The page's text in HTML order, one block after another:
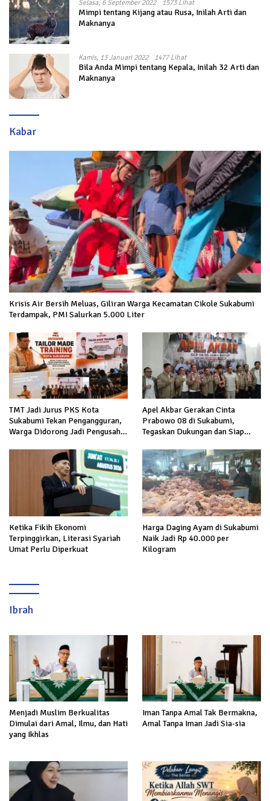
Selasa, 6 September 2022 1573 Lihat
Mimpi tentang Kijang atau Rusa, Inilah Arti dan
Maknanya
Kamis, 13 Januari 2022 1477 Lihat
Bila Anda Mimpi tentang Kepala, Inilah 32 Arti dan
Maknanya
Kabar
Krisis Air Bersih Meluas, Giliran Warga Kecamatan Cikole Sukabumi
Terdampak, PMI Salurkan 5.000 Liter
TMT Jadi Jurus PKS Kota
Sukabumi Tekan Pengangguran,
Warga Didorong Jadi Pengusaha
Apel Akbar Gerakan Cinta
Prabowo 08 di Sukabumi,
Tegaskan Dukungan dan Siap
Prabowo
Ketika Fikih Ekonomi
Terpinggirkan, Literasi Syariah
Umat Perlu Diperkuat
Harga Daging Ayam di Sukabumi
Naik Jadi Rp 40.000 per
Kilogram
Ibrah
Menjadi Muslim Berkualitas
Dimulai dari Amal, Ilmu, dan Hati
yang Ikhlas
Iman Tanpa Amal Tak Bermakna,
Amal Tanpa Iman Jadi Sia-sia